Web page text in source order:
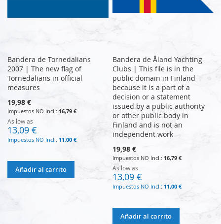
Bandera de Tornedalians
2007 | The new flag of
Tornedalians in official
measures
19,98 €
16,79 €
As low as
13,09 €
11,00 €
Añadir al carrito
Bandera de Åland Yachting
Clubs | This file is in the
public domain in Finland
because it is a part of a
decision or a statement
issued by a public authority
or other public body in
Finland and is not an
independent work
19,98 €
16,79 €
As low as
13,09 €
11,00 €
Añadir al carrito